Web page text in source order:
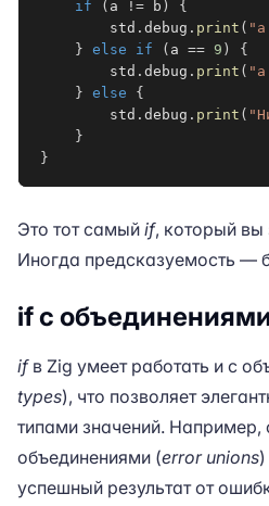
if
( a != b )
{
        std
. debug . print (
} else if ( a == 9 )
{
        std
. debug . print (
} else
{
        std
. debug . print (
}
}
Это тот самый if, который вы
Иногда предсказуемость —
if с
ifв Zig умеет работать и с
types), что позволяет
типами значений.
объединениями (error unions
успешный результат от